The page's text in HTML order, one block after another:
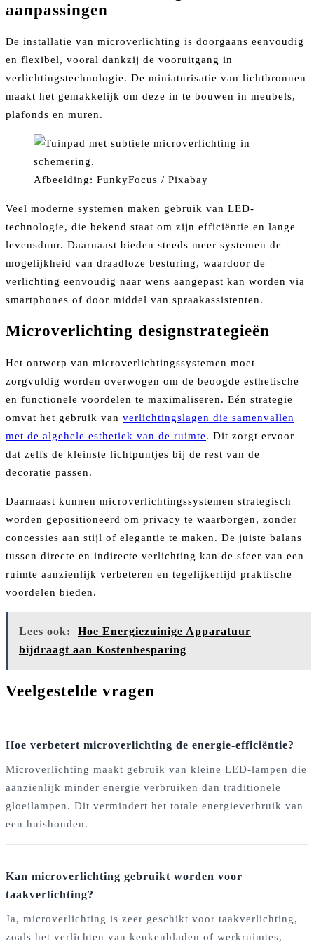
aanpassingen
De installatie van microverlichting is doorgaans eenvoudig
en flexibel, vooral dankzij de vooruitgang in
verlichtingstechnologie. De miniaturisatie van lichtbronnen
maakt het gemakkelijk om deze in te bouwen in meubels,
plafonds en muren.
Afbeelding: FunkyFocus / Pixabay
Veel moderne systemen maken gebruik van LED-
technologie, die bekend staat om zijn efficiëntie en lange
levensduur. Daarnaast bieden steeds meer systemen de
mogelijkheid van draadloze besturing, waardoor de
verlichting eenvoudig naar wens aangepast kan worden via
smartphones of door middel van spraakassistenten.
Microverlichting designstrategieën
Het ontwerp van microverlichtingssystemen moet
zorgvuldig worden overwogen om de beoogde esthetische
en functionele voordelen te maximaliseren. Eén strategie
omvat het gebruik van verlichtingslagen die samenvallen
met de algehele esthetiek van de ruimte. Dit zorgt ervoor
dat zelfs de kleinste lichtpuntjes bij de rest van de
decoratie passen.
Daarnaast kunnen microverlichtingssystemen strategisch
worden gepositioneerd om privacy te waarborgen, zonder
concessies aan stijl of elegantie te maken. De juiste balans
tussen directe en indirecte verlichting kan de sfeer van een
ruimte aanzienlijk verbeteren en tegelijkertijd praktische
voordelen bieden.
Lees ook:
Hoe Energiezuinige Apparatuur
bijdraagt aan Kostenbesparing
Veelgestelde vragen
Hoe verbetert microverlichting de energie-efficiëntie?
Microverlichting maakt gebruik van kleine LED-lampen die
aanzienlijk minder energie verbruiken dan traditionele
gloeilampen. Dit vermindert het totale energieverbruik van
een huishouden.
Kan microverlichting gebruikt worden voor
taakverlichting?
Ja, microverlichting is zeer geschikt voor taakverlichting,
zoals het verlichten van keukenbladen of werkruimtes,